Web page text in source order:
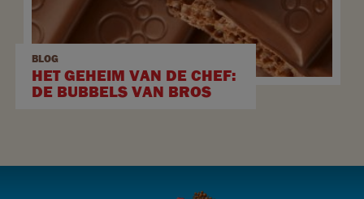
BLOG
HET GEHEIM VAN DE CHEF:
DE BUBBELS VAN BROS